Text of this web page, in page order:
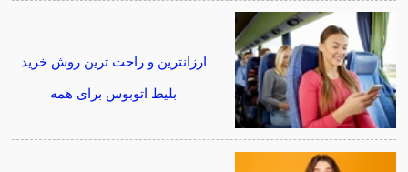
ارزانترین و راحت ترین روش خرید
بلیط اتوبوس برای همه